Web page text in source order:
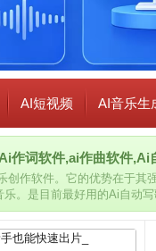
AI短视频 AI音乐生
作词软件,ai作曲软件,Ai
创作软件。它的优势在于其
。是目前最好用的Ai自动写